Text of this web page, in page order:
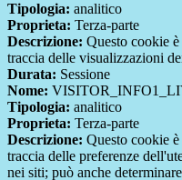
Tipologia: analitico
Proprieta: Terza-parte
Descrizione: Questo cookie
traccia delle visualizzazioni
Durata: Sessione
Nome:
Tipologia: analitico
Proprieta: Terza-parte
Descrizione: Questo cookie
traccia delle preferenze
nei siti; può anche